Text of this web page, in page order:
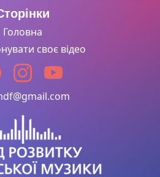
Головна
своє відео